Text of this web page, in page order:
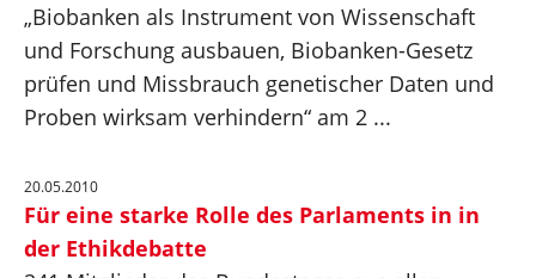
„Biobanken als Instrument von Wissenschaft
und Forschung ausbauen, Biobanken-Gesetz
prüfen und Missbrauch genetischer Daten und
Proben wirksam verhindern“ am 2 ...
20.05.2010
Für eine starke Rolle des Parlaments in in
der Ethikdebatte